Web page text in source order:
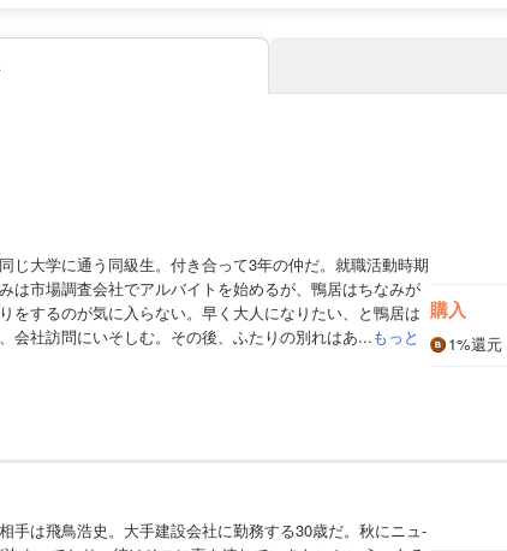
じ大学に通う同級生。付き合って3年の仲だ。就職活動時期
は市場調査会社でアルバイトを始めるが、鴨居はちなみが
をするのが気に入らない。早く大人になりたい、と鴨居は
会社訪問にいそしむ。その後、ふたりの別れはあ...もっと
購入
1%還元
手は飛鳥浩史。大手建設会社に勤務する30歳だ。秋にニュ‐